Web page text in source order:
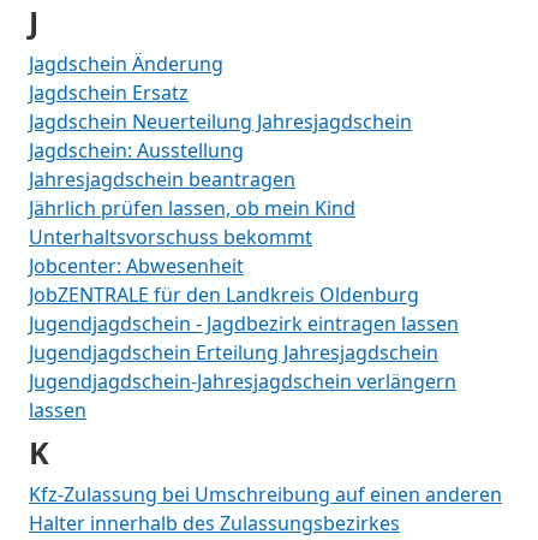
J
Jagdschein Änderung
Jagdschein Ersatz
Jagdschein Neuerteilung Jahresjagdschein
Jagdschein: Ausstellung
Jahresjagdschein beantragen
Jährlich prüfen lassen, ob mein Kind
Unterhaltsvorschuss bekommt
Jobcenter: Abwesenheit
JobZENTRALE für den Landkreis Oldenburg
Jugendjagdschein - Jagdbezirk eintragen lassen
Jugendjagdschein Erteilung Jahresjagdschein
Jugendjagdschein-Jahresjagdschein verlängern
lassen
K
Kfz-Zulassung bei Umschreibung auf einen anderen
Halter innerhalb des Zulassungsbezirkes